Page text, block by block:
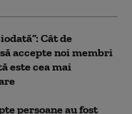
Cât de
accepte noi membri
este cea mai
persoane au fost